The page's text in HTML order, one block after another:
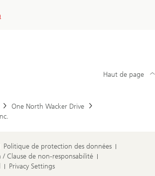
One North Wacker Drive
Haut de page
Politique de protection des données
Clause de non-responsabilité
Privacy Settings